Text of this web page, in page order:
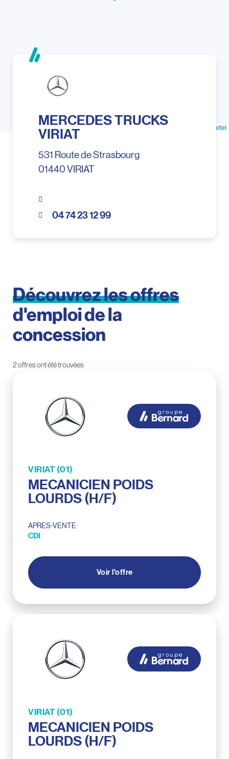
MERCEDES TRUCKS
VIRIAT
531 Route de Strasbourg
01440 VIRIAT
04 74 23 12 99
Leaflet
Découvrezlesoffres
d'emploide la
concession
2 offres ont été trouvées
VIRIAT (01)
MECANICIEN POIDS
LOURDS (H/F)
APRES-VENTE
CDI
Voir l'offre
VIRIAT (01)
MECANICIEN POIDS
LOURDS (H/F)